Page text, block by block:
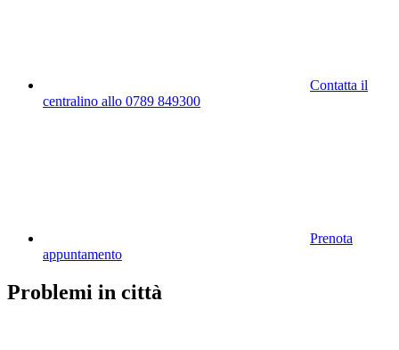
Contatta il
centralino allo 0789 849300
Prenota
appuntamento
Problemi in città